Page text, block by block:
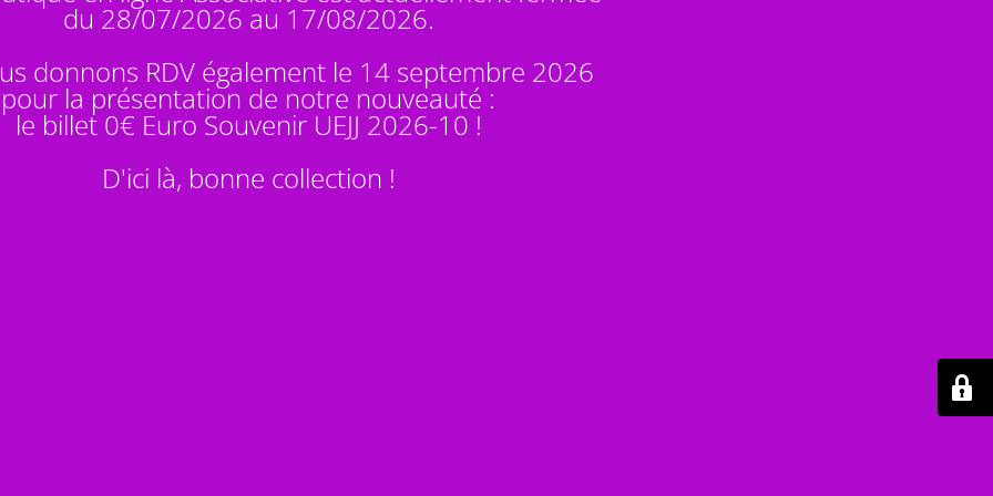
du 28/07/2026 au 17/08/2026.
donnons RDV également le 14 septembre 2026
pour la présentation de notre nouveauté :
le billet 0€ Euro Souvenir UEJJ 2026-10 !
D'ici là, bonne collection !